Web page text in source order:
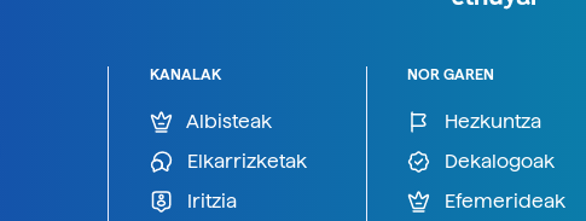
KANALAK
Albisteak
Elkarrizketak
Iritzia
NOR GAREN
Hezkuntza
Dekalogoak
Efemerideak